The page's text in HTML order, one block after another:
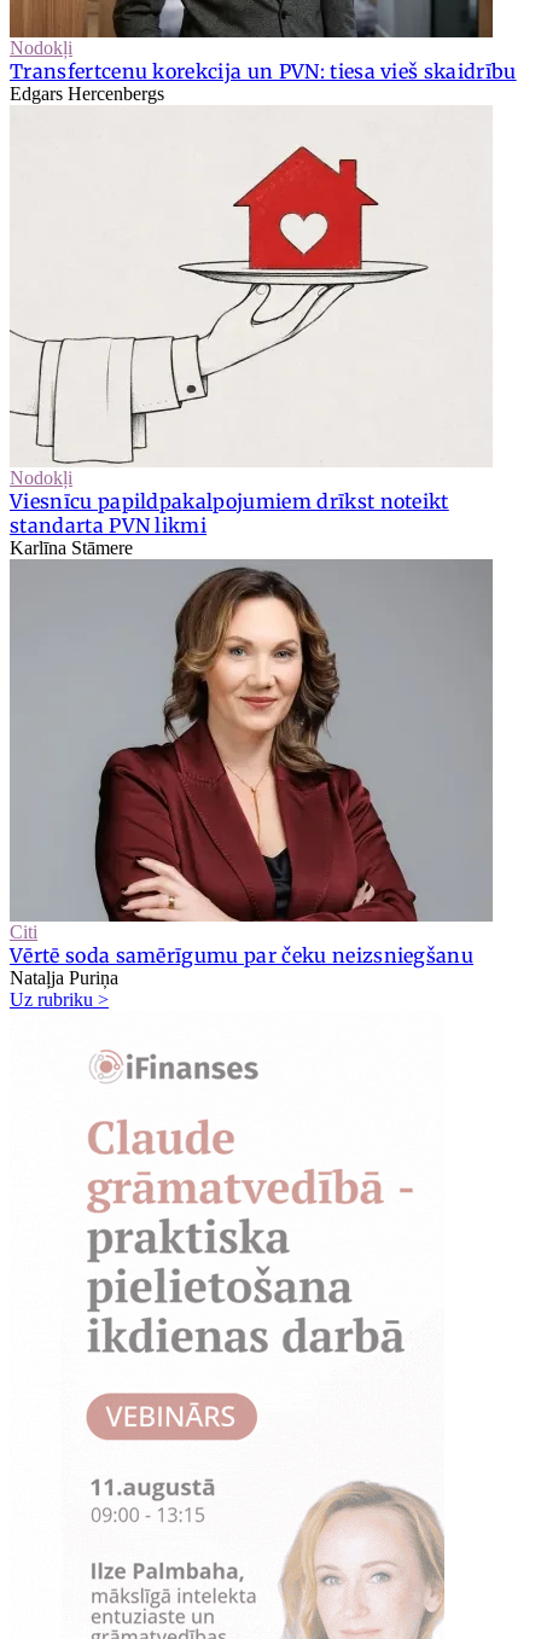
Nodokļi
Transfertcenu korekcija un PVN: tiesa vieš skaidrību
Edgars Hercenbergs
Nodokļi
Viesnīcu papildpakalpojumiem drīkst noteikt
standarta PVN likmi
Karlīna Stāmere
Citi
Vērtē soda samērīgumu par čeku neizsniegšanu
Nataļja Puriņa
Uz rubriku >